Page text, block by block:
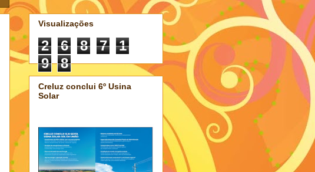
Visualizações
2 6 8 7
1
9
8
Creluz conclui 6º Usina
Solar